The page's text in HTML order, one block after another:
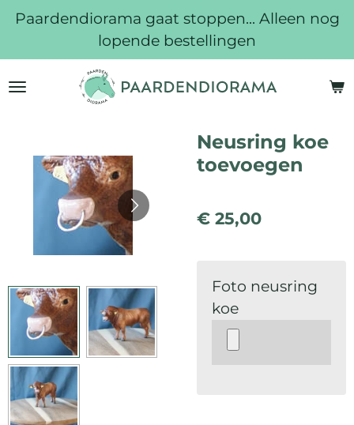
Ga
naar
de
hoofdinhoud
Paardendiorama gaat stoppen... Alleen nog
lopende bestellingen
Neusring koe
toevoegen
€ 25,00
Foto neusring
koe